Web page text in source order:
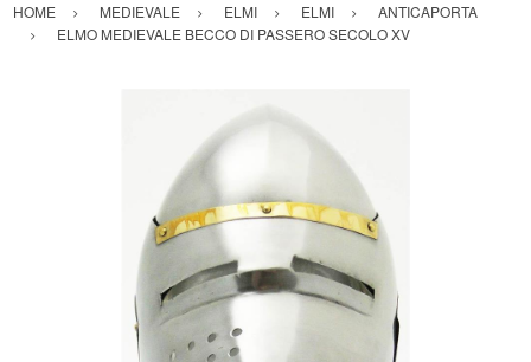
HOME MEDIEVALE ELMI ELMI
ANTICAPORTA
ELMO MEDIEVALE BECCO DI PASSERO SECOLO XV